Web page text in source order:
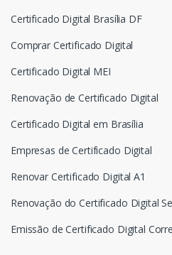
Certificado Digital Brasília DF
Comprar Certificado Digital
Certificado Digital MEI
Renovação de Certificado Digital
Certificado Digital em Brasília
Empresas de Certificado Digital
Renovar Certificado Digital A1
Renovação do Certificado Digital
Emissão de Certificado Digital